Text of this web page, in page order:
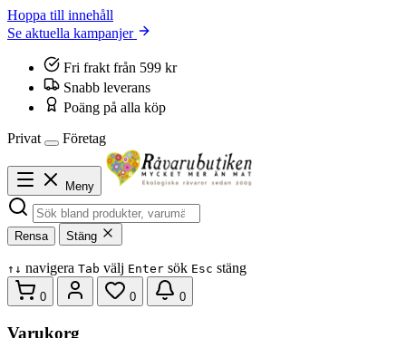
Hoppa till innehåll
Se aktuella kampanjer
Fri frakt från 599 kr
Snabb leverans
Poäng på alla köp
Privat
Företag
Meny
Rensa Stäng
↑ ↓ navigera Tab välj Enter sök Esc stäng
0 0 0
Varukorg